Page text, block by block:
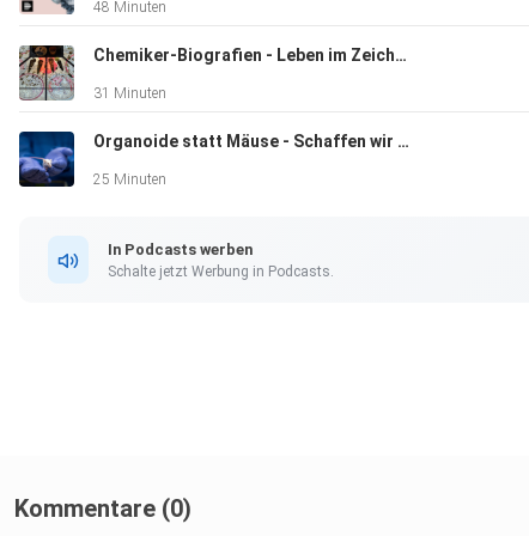
48 Minuten
Chemiker-Biografien - Leben im Zeichen der Elemente
31 Minuten
Organoide statt Mäuse - Schaffen wir Tierversuche jetzt endlich ab?
25 Minuten
In Podcasts werben
Schalte jetzt Werbung in Podcasts.
Kommentare (0)